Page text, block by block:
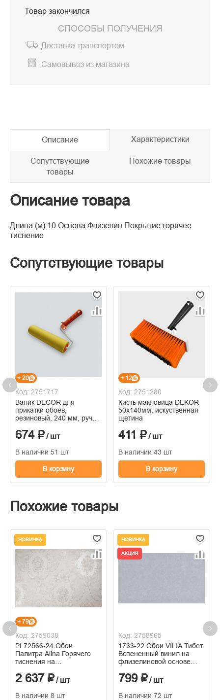
Товар закончился
СПОСОБЫ ПОЛУЧЕНИЯ
Доставка транспортом
Самовывоз из магазина
Описание Характеристики
Сопутствующие
товары
Похожие товары
Описание товара
Длина (м):10 Основа:Флизелин Покрытие:горячее
тиснение
Сопутствующие товары
+ 20
Код: 2751717
Валик DECOR для
прикатки обоев,
резиновый, 240 мм, ручка
674 ₽/ шт
В наличии 51 шт
В корзину
+ 12
Код: 2751280
Кисть макловица DEKOR
50х140мм, искуственная
щетина
411 ₽/ шт
В наличии 43 шт
В корзину
Похожие товары
НОВИНКА
+ 79
Код: 2759038
PL72566-24 Обои
Палитра Alina Горячего
тиснения на
1.06м x 10.05
2 637 ₽/ шт
В наличии 8 шт
НОВИНКА
АКЦИЯ
Код: 2758965
1733-22 Обои VILIA Тибет
Вспененный винил на
флизелиновой основе
799 ₽/ шт
В наличии 72 шт